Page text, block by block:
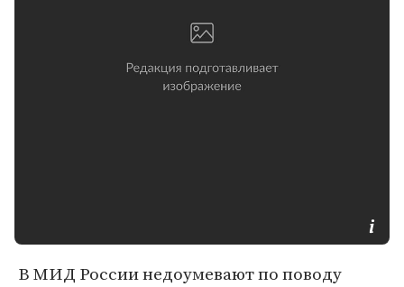
В МИД России недоумевают по поводу